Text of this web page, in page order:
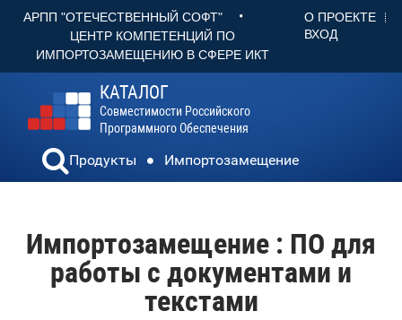
АРПП "ОТЕЧЕСТВЕННЫЙ СОФТ" •
ЦЕНТР КОМПЕТЕНЦИЙ ПО
ИМПОРТОЗАМЕЩЕНИЮ В СФЕРЕ ИКТ
О ПРОЕКТЕ
ВХОД
КАТАЛОГ
Совместимости Российского
Программного Обеспечения
Продукты Импортозамещение
Импортозамещение : ПО для
работы с документами и
текстами